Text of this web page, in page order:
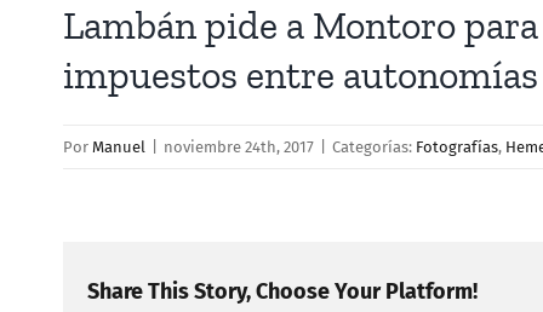
Lambán pide a Montoro
impuestos entre autonomías
Por Manuel noviembre 24th, 2017 Categorías: Fotografías,
Share This Story, Choose Your Platform!